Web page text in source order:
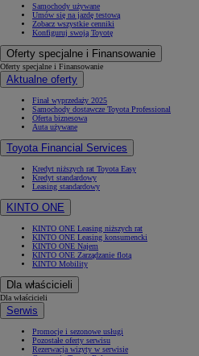
Samochody używane
Umów się na jazdę testową
Zobacz wszystkie cenniki
Konfiguruj swoją Toyotę
Oferty specjalne i Finansowanie
Oferty specjalne i Finansowanie
Aktualne oferty
Finał wyprzedaży 2025
Samochody dostawcze Toyota Professional
Oferta biznesowa
Auta używane
Toyota Financial Services
Kredyt niższych rat Toyota Easy
Kredyt standardowy
Leasing standardowy
KINTO ONE
KINTO ONE Leasing niższych rat
KINTO ONE Leasing konsumencki
KINTO ONE Najem
KINTO ONE Zarządzanie flotą
KINTO Mobility
Dla właścicieli
Dla właścicieli
Serwis
Promocje i sezonowe usługi
Pozostałe oferty serwisu
Rezerwacja wizyty w serwisie